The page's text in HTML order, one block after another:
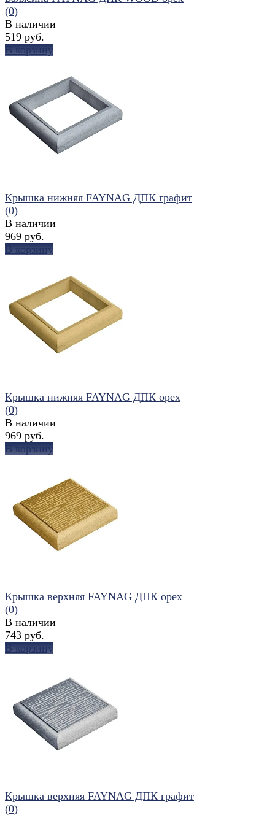
избранное
(0)
В наличии
519 руб.
В корзину
избранное
Крышка нижняя FAYNAG ДПК графит
(0)
В наличии
969 руб.
В корзину
избранное сравнить
Крышка нижняя FAYNAG ДПК орех
(0)
В наличии
969 руб.
В корзину
избранное сравнить
Крышка верхняя FAYNAG ДПК орех
(0)
В наличии
743 руб.
В корзину
Крышка верхняя FAYNAG ДПК графит
(0)